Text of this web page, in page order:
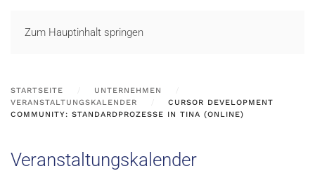
Zum Hauptinhalt springen
STARTSEITE
UNTERNEHMEN
VERANSTALTUNGSKALENDER
CURSOR DEVELOPMENT
COMMUNITY: STANDARDPROZESSE IN TINA (ONLINE)
Veranstaltungskalender